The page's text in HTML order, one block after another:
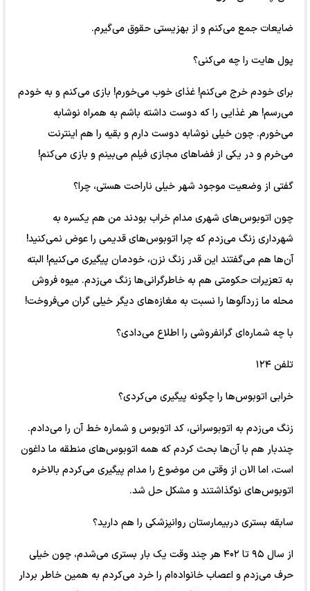
ضایعات جمع می‌کنم و از بهزیستی حقوق می‌گیرم.
پول هایت را چه می‌کنی؟
برای خودم خرج می‌کنم! غذای خوب می‌خورم! بازی می‌کنم و به خودم
می‌رسم! هر غذایی را که دوست داشته باشم به همراه نوشابه
می‌خورم. چون خیلی نوشابه دوست دارم و بقیه را هم اینترنت
می‌خرم و در یکی از فضا‌های مجازی فیلم می‌بینم و بازی می‌کنم!
گفتی از وضعیت موجود شهر خیلی ناراحت هستی، چرا؟
چون اتوبوس‌های شهری مدام خراب بودند من هم یکسره به
شهرداری زنگ می‌زدم که چرا اتوبوس‌های قدیمی را عوض نمی‌کنید!
آن‌ها هم می‌گفتند این قدر زنگ نزن، خودمان پیگیری می‌کنیم! البته
به تعزیرات حکومتی هم به خاطرگرانی‌ها زنگ می‌زدم. میوه فروش
محله ما زردآلو‌ها را نسبت به مغازه‌های دیگر خیلی گران می‌فروخت!
با چه شماره‌ای گرانفروشی را اطلاع می‌دادی؟
تلفن ۱۲۴
خرابی اتوبوس‌ها را چگونه پیگیری می‌کردی؟
زنگ می‌زدم به اتوبوسرانی، کد اتوبوس و شماره خط آن را می‌دادم.
چندبار هم با آن‌ها بحث کردم که همه اتوبوس‌های منطقه ما داغون
است، اما الان از وقتی من موضوع را مدام پیگیری می‌کردم بالاخره
اتوبوس‌های نوگذاشتند و مشکل حل شد.
سابقه بستری دربیمارستان روانپزشکی را هم دارید؟
از سال ۹۵ تا ۴۰۲ هر چند وقت یک بار بستری می‌شدم، چون خیلی
حرف می‌زدم و اعصاب خانواده‌ام را خرد می‌کردم به همین خاطر بردار